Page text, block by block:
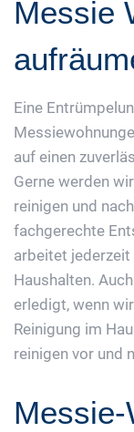
Messie
Eine
auf einen
Gerne werden
reinigen und
fachgerechte
arbeitet
Haushalten.
erledigt, wenn
Reinigung im
reinigen vor und
Messie-